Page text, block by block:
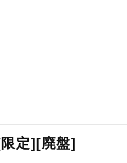
限定][廃盤]